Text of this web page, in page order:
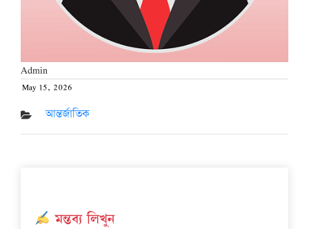
Admin
Posted
on
May 15, 2026
আন্তর্জাতিক
মন্তব্য লিখুন